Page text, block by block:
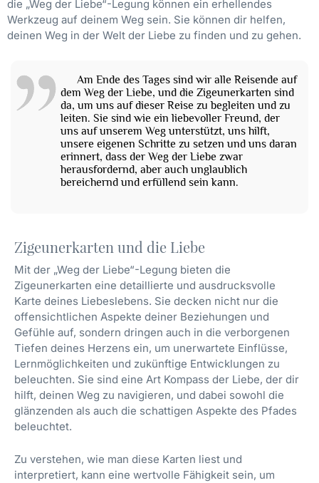
die „Weg der Liebe“-Legung können ein erhellendes
Werkzeug auf deinem Weg sein. Sie können dir helfen,
deinen Weg in der Welt der Liebe zu finden und zu gehen.
Am Ende des Tages sind wir alle Reisende auf
dem Weg der Liebe, und die Zigeunerkarten sind
da, um uns auf dieser Reise zu begleiten und zu
leiten. Sie sind wie ein liebevoller Freund, der
uns auf unserem Weg unterstützt, uns hilft,
unsere eigenen Schritte zu setzen und uns daran
erinnert, dass der Weg der Liebe zwar
herausfordernd, aber auch unglaublich
bereichernd und erfüllend sein kann.
Zigeunerkarten und die Liebe
Mit der „Weg der Liebe“-Legung bieten die
Zigeunerkarten eine detaillierte und ausdrucksvolle
Karte deines Liebeslebens. Sie decken nicht nur die
offensichtlichen Aspekte deiner Beziehungen und
Gefühle auf, sondern dringen auch in die verborgenen
Tiefen deines Herzens ein, um unerwartete Einflüsse,
Lernmöglichkeiten und zukünftige Entwicklungen zu
beleuchten. Sie sind eine Art Kompass der Liebe, der dir
hilft, deinen Weg zu navigieren, und dabei sowohl die
glänzenden als auch die schattigen Aspekte des Pfades
beleuchtet.
Zu verstehen, wie man diese Karten liest und
interpretiert, kann eine wertvolle Fähigkeit sein, um